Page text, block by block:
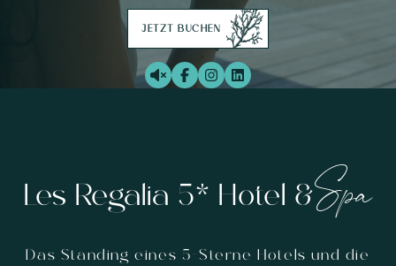
JETZT BUCHEN
Les Regalia 5* Hotel &Spa
Das Standing eines 5-Sterne Hotels und die